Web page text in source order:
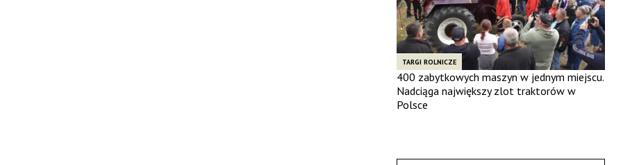
TARGI ROLNICZE
400 zabytkowych maszyn w jednym miejscu.
Nadciąga największy zlot traktorów w
Polsce